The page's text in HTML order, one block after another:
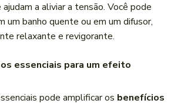
a aliviar a tensão. Você pode
um banho quente ou em um difusor,
relaxante e revigorante.
essenciais para um efeito
pode amplificar os benefícios